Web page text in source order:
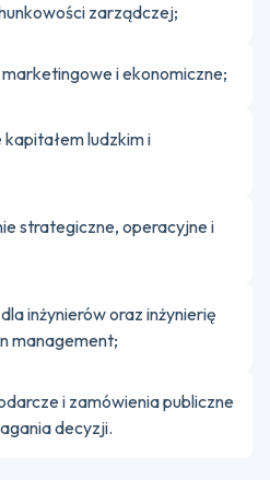
zarządczej;
i ekonomiczne;
ludzkim i
strategiczne, operacyjne i
inżynierów oraz inżynierię
management;
i zamówienia publiczne
decyzji.